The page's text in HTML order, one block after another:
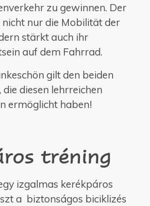
zu gewinnen. Der
nur die Mobilität der
stärkt auch ihr
auf dem Fahrrad.
gilt den beiden
diesen lehrreichen
ermöglicht haben!
tréning
izgalmas kerékpáros
a biztonságos biciklizés